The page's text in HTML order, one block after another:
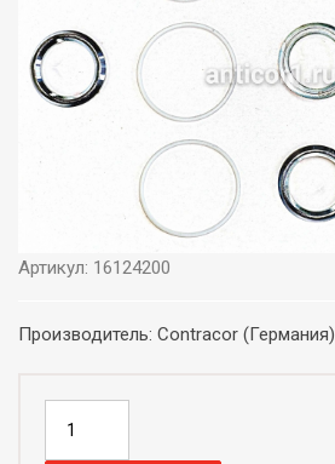
Артикул: 16124200
Производитель: Contracor (Германия)